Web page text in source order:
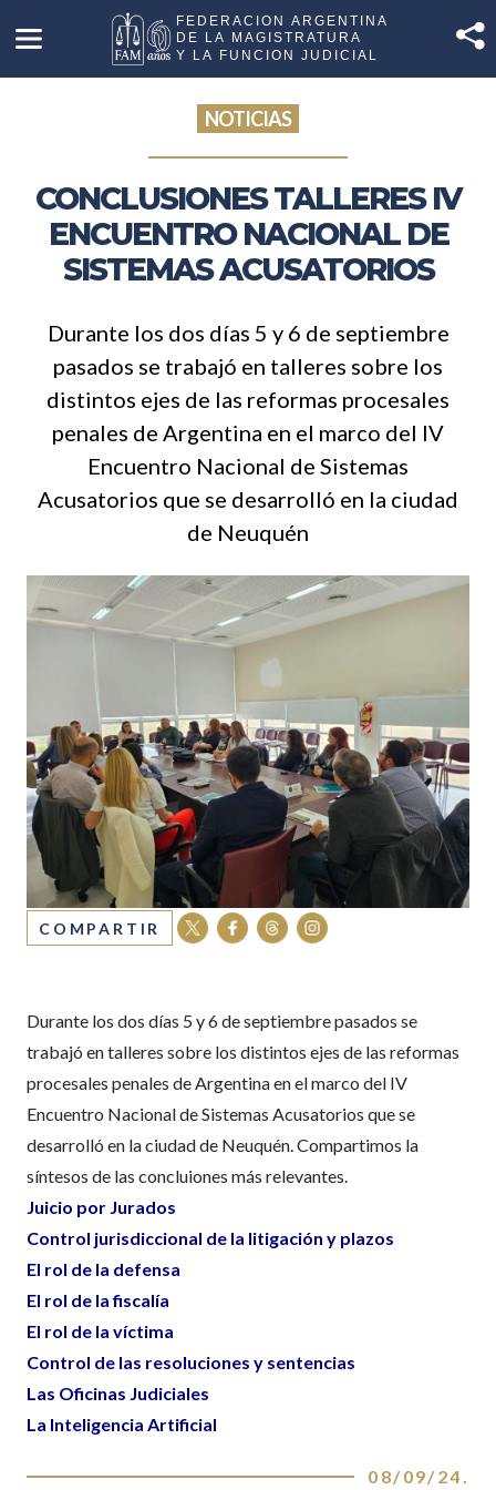
NOTICIAS
CONCLUSIONES TALLERES IV
ENCUENTRO NACIONAL DE
SISTEMAS ACUSATORIOS
Durante los dos días 5 y 6 de septiembre
pasados se trabajó en talleres sobre los
distintos ejes de las reformas procesales
penales de Argentina en el marco del IV
Encuentro Nacional de Sistemas
Acusatorios que se desarrolló en la ciudad
de Neuquén
COMPARTIR
Durante los dos días 5 y 6 de septiembre pasados se
trabajó en talleres sobre los distintos ejes de las reformas
procesales penales de Argentina en el marco del IV
Encuentro Nacional de Sistemas Acusatorios que se
desarrolló en la ciudad de Neuquén. Compartimos la
síntesos de las concluiones más relevantes.
Juicio por Jurados
Control jurisdiccional de la litigación y plazos
El rol de la defensa
El rol de la fiscalía
El rol de la víctima
Control de las resoluciones y sentencias
Las Oficinas Judiciales
La Inteligencia Artificial
08/09/24